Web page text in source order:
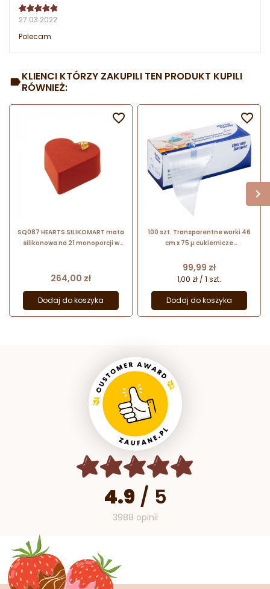
27.03.2022
Polecam
KLIENCI KTÓRZY ZAKUPILI TEN PRODUKT KUPILI
RÓWNIEŻ:
SQ087 HEARTS SILIKOMART mata
silikonowa na 21 monoporcji w
Cena
264,00 zł
Dodaj do koszyka

100 szt. Transparentne worki 46
cm x 75 µ cukiernicze
Thermohauser
Cena
99,99 zł
1,00 zł / 1 szt.
Dodaj do koszyka

4.9 / 5
3988 opinii